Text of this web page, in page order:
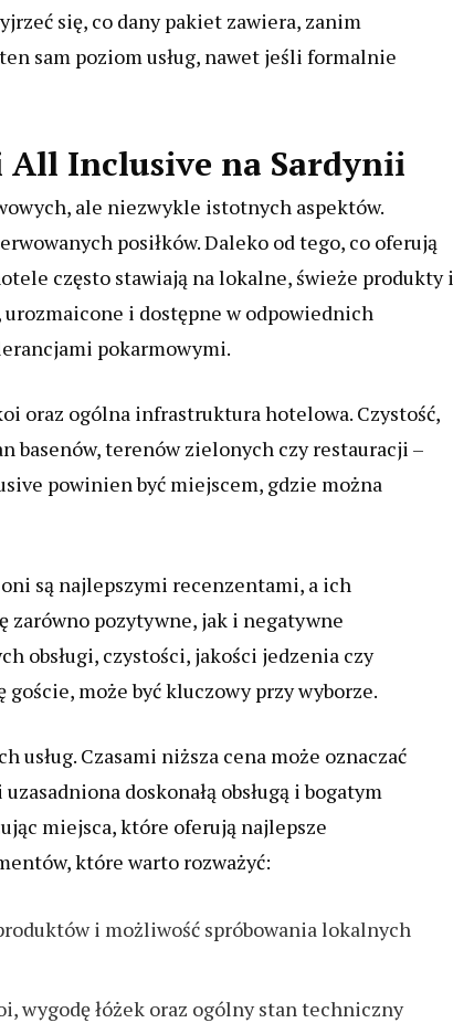
się, co dany pakiet zawiera, zanim
sam poziom usług, nawet jeśli formalnie
Inclusive na Sardynii
ale niezwykle istotnych aspektów.
posiłków. Daleko od tego, co oferują
często stawiają na lokalne, świeże produkty i
urozmaicone i dostępne w odpowiednich
pokarmowymi.
oraz ogólna infrastruktura hotelowa. Czystość,
basenów, terenów zielonych czy restauracji –
powinien być miejscem, gdzie można
są najlepszymi recenzentami, a ich
zarówno pozytywne, jak i negatywne
obsługi, czystości, jakości jedzenia czy
goście, może być kluczowy przy wyborze.
usług. Czasami niższa cena może oznaczać
doskonałą obsługą i bogatym
miejsca, które oferują najlepsze
które warto rozważyć:
i możliwość spróbowania lokalnych
wygodę łóżek oraz ogólny stan techniczny